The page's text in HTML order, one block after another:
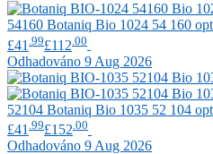
54160 Botaniq Bio 1024 54 160
£41 .99£112 .00
Odhadováno 9 Aug 2026
52104 Botaniq Bio 1035 52 104
£41 .99£152 .00
Odhadováno 9 Aug 2026